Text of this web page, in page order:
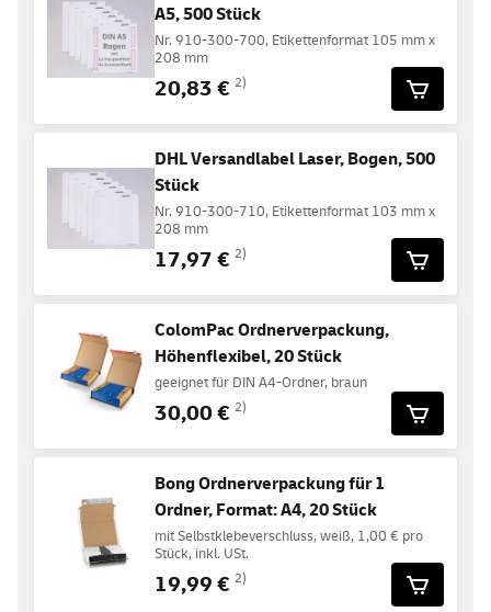
A5, 500 Stück
Nr. 910-300-700, Etikettenformat 105 mm x
208 mm
20,83 € 2)
DHL Versandlabel Laser, Bogen, 500
Stück
Nr. 910-300-710, Etikettenformat 103 mm x
208 mm
17,97 € 2)
ColomPac Ordnerverpackung,
Höhenflexibel, 20 Stück
geeignet für DIN A4-Ordner, braun
30,00 € 2)
Bong Ordnerverpackung für 1
Ordner, Format: A4, 20 Stück
mit Selbstklebeverschluss, weiß, 1,00 € pro
Stück, inkl. USt.
19,99 € 2)